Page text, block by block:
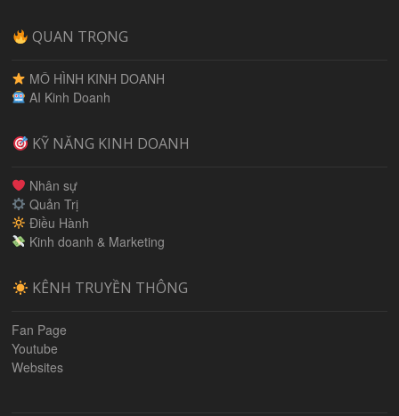
QUAN TRỌNG
MÔ HÌNH KINH DOANH
AI Kinh Doanh
KỸ NĂNG KINH DOANH
Nhân sự
Quản Trị
Điều Hành
Kinh doanh & Marketing
KÊNH TRUYỀN THÔNG
Fan Page
Youtube
Websites